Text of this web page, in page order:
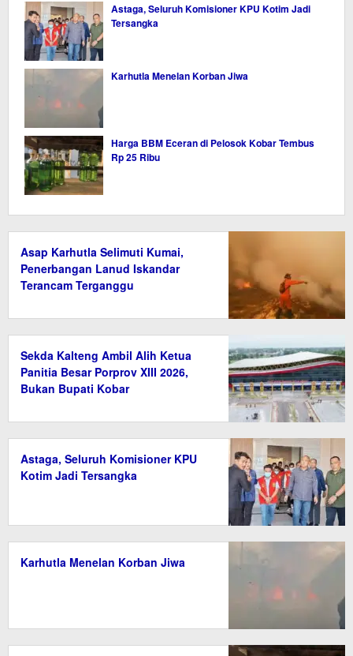
Astaga, Seluruh Komisioner KPU Kotim Jadi
Tersangka
Karhutla Menelan Korban Jiwa
Harga BBM Eceran di Pelosok Kobar Tembus
Rp 25 Ribu
Asap Karhutla Selimuti Kumai,
Penerbangan Lanud Iskandar
Terancam Terganggu
Sekda Kalteng Ambil Alih Ketua
Panitia Besar Porprov XIII 2026,
Bukan Bupati Kobar
Astaga, Seluruh Komisioner KPU
Kotim Jadi Tersangka
Karhutla Menelan Korban Jiwa